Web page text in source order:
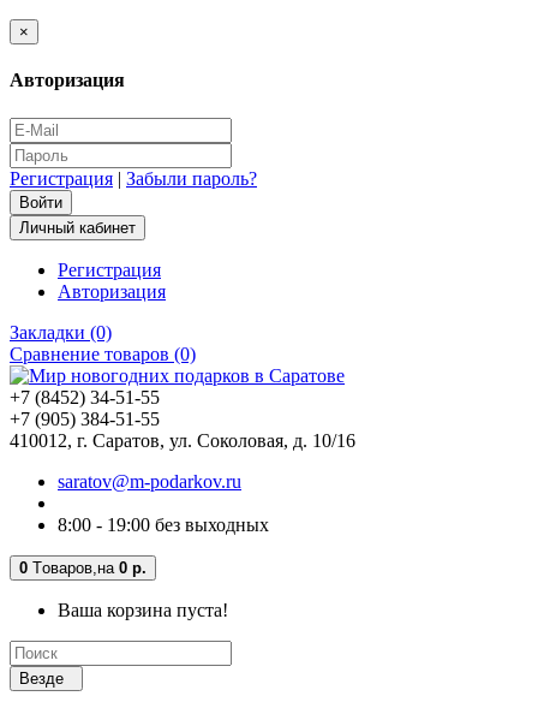
×
Авторизация
Регистрация | Забыли пароль?
Личный кабинет
Регистрация
Авторизация
Закладки (0)
Сравнение товаров (0)
+7 (8452) 34-51-55
+7 (905) 384-51-55
410012, г. Саратов, ул. Соколовая, д. 10/16
saratov@m-podarkov.ru
8:00 - 19:00 без выходных
0 Tоваров, на 0 р.
Ваша корзина пуста!
Везде